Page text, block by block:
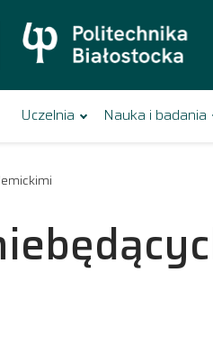
Uczelnia Nauka i badania